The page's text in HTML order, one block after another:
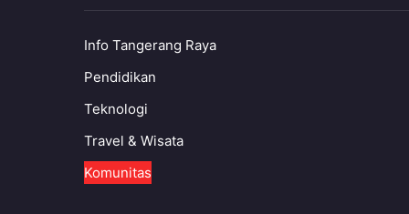
Info Tangerang Raya
Pendidikan
Teknologi
Travel & Wisata
Komunitas